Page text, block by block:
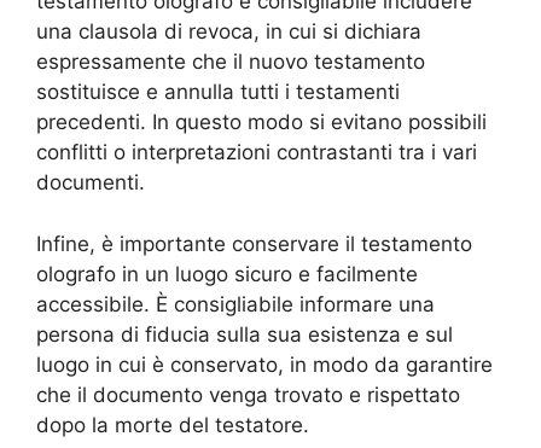
una clausola di revoca, in cui si dichiara
espressamente che il nuovo testamento
sostituisce e annulla tutti i testamenti
precedenti. In questo modo si evitano possibili
conflitti o interpretazioni contrastanti tra i vari
documenti.
Infine, è importante conservare il testamento
olografo in un luogo sicuro e facilmente
accessibile. È consigliabile informare una
persona di fiducia sulla sua esistenza e sul
luogo in cui è conservato, in modo da garantire
che il documento venga trovato e rispettato
dopo la morte del testatore.